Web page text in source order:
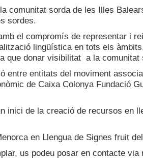
comunitat sorda de les Illes
sordes.
el compromís de representar i
lingüística en tots els
que donar visibilitat a la comunitat
entre entitats del moviment
de Caixa Colonya Fundació
inici de la creació de recursos en
en Llengua de Signes fruit
us podeu posar en contacte via